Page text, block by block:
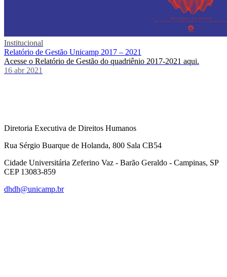
Institucional
Relatório de Gestão Unicamp 2017 – 2021
Acesse o Relatório de Gestão do quadriênio 2017-2021 aqui.
16 abr 2021
Diretoria Executiva de Direitos Humanos
Rua Sérgio Buarque de Holanda, 800 Sala CB54
Cidade Universitária Zeferino Vaz - Barão Geraldo - Campinas, SP
CEP 13083-859
dhdh@unicamp.br